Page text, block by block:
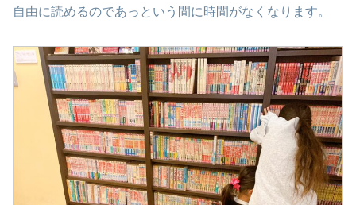
自由に読めるのであっという間に時間がなくなります。